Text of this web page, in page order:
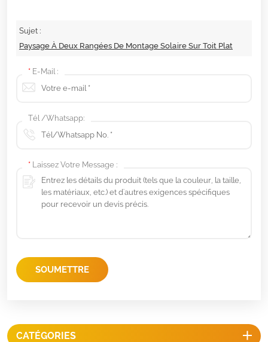
Sujet :
Paysage À Deux Rangées De Montage Solaire Sur Toit Plat
* E-Mail :
Tél /Whatsapp:
* Laissez Votre Message :
SOUMETTRE
CATÉGORIES